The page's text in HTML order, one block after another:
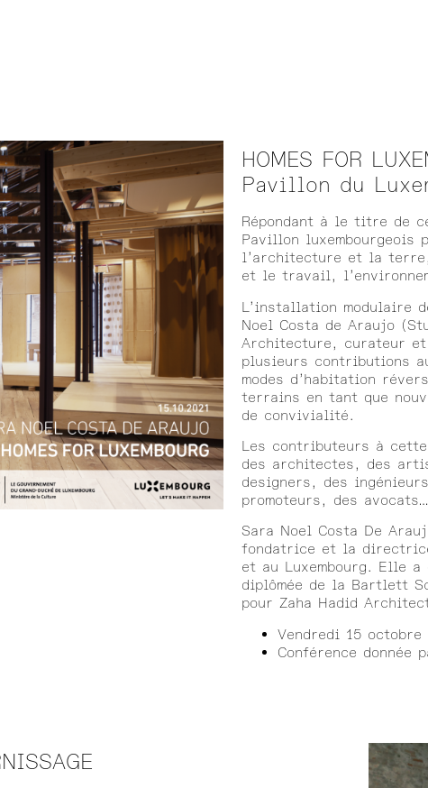
HOMES FOR
Pavillon du
Répondant à le titre de
Pavillon
l’architecture et la
et le travail,
L’installation modulaire
Noel Costa de Araujo
Architecture, curateur
plusieurs contributions
modes d’habitation
terrains en tant que
de convivialité.
Les contributeurs à
des architectes, des
designers, des
promoteurs, des avocats…
Sara Noel Costa De
fondatrice et la
et au Luxembourg. Elle
diplômée de la Bartlett
pour Zaha Hadid
Vendredi 15 octobre
Conférence donnée